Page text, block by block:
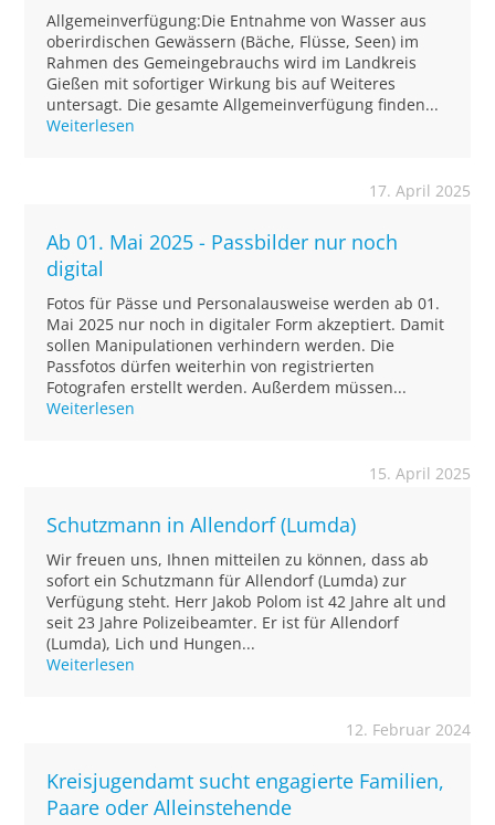
Allgemeinverfügung:Die Entnahme von Wasser aus
oberirdischen Gewässern (Bäche, Flüsse, Seen) im
Rahmen des Gemeingebrauchs wird im Landkreis
Gießen mit sofortiger Wirkung bis auf Weiteres
untersagt. Die gesamte Allgemeinverfügung finden...
Weiterlesen
17. April 2025
Ab 01. Mai 2025 - Passbilder nur noch
digital
Fotos für Pässe und Personalausweise werden ab 01.
Mai 2025 nur noch in digitaler Form akzeptiert. Damit
sollen Manipulationen verhindern werden. Die
Passfotos dürfen weiterhin von registrierten
Fotografen erstellt werden. Außerdem müssen...
Weiterlesen
15. April 2025
Schutzmann in Allendorf (Lumda)
Wir freuen uns, Ihnen mitteilen zu können, dass ab
sofort ein Schutzmann für Allendorf (Lumda) zur
Verfügung steht. Herr Jakob Polom ist 42 Jahre alt und
seit 23 Jahre Polizeibeamter. Er ist für Allendorf
(Lumda), Lich und Hungen...
Weiterlesen
12. Februar 2024
Kreisjugendamt sucht engagierte Familien,
Paare oder Alleinstehende